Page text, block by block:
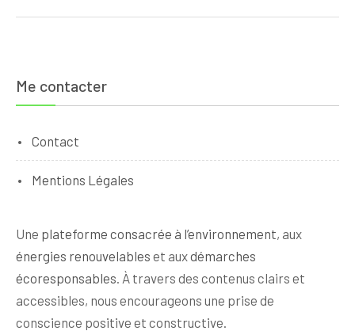
Me contacter
Contact
Mentions Légales
Une plateforme consacrée à l’environnement, aux
énergies renouvelables et auxdémarches
écoresponsables . À travers des contenus clairs et
accessibles, nous encourageons une prise de
conscience positive et constructive.